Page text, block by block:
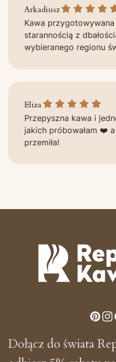
Arkadiusz
Arkadiusz gave a
Kawa
starannością z
wybieranego regionu
Eliza
Eliza gave a rating
Przepyszna kawa i
jakich próbowałam ❤️ a
przemiła!
Dołącz do świata